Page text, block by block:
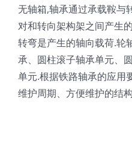
无轴箱,轴承通过承载鞍与
对和转向架构架之间产生
转弯是产生的轴向载荷.轮
承、圆柱滚子轴承单元、
单元.根据铁路轴承的应用
维护周期、方便维护的结